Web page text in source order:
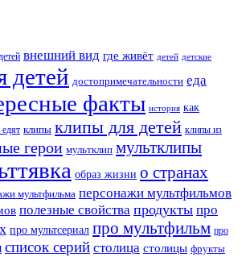
внешний вид где живёт детей детские
детей достопримечательности еда
факты история как
едят клипы клипы для детей клипы из
герои мультклип мультклипы
образ жизни о странах
мультфильма персонажи мультфильмов
полезные свойства продукты про
про мультсериал про мультфильм про
список серий столица столицы фрукты